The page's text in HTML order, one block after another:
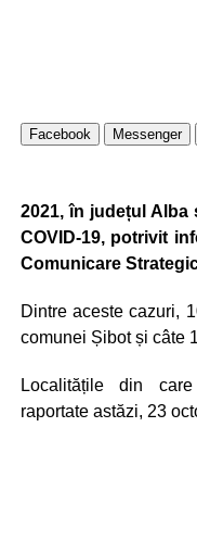
Facebook Messenger
2021, în județul Alba
COVID-19, potrivit
Comunicare
Dintre aceste cazuri,
comunei Șibot și câte
Localitățile din
raportate astăzi, 23